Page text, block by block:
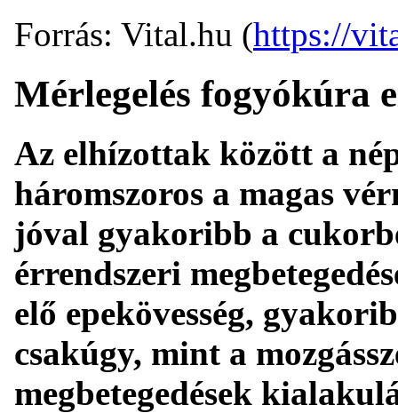
Forrás: Vital.hu (https://
Mérlegelés fogyókúra
Az elhízottak között a
háromszoros a magas
jóval gyakoribb a
érrendszeri
elő epekövesség,
csakúgy, mint a
megbetegedések